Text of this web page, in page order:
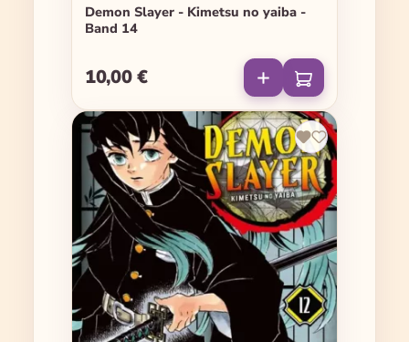
Demon Slayer - Kimetsu no yaiba -
Band 14
Regulärer Preis:
10,00 €